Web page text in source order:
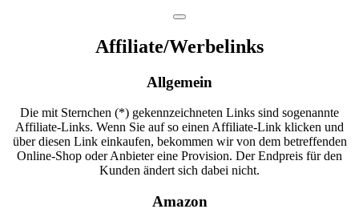
Affiliate/Werbelinks
Allgemein
Die mit Sternchen (*) gekennzeichneten Links sind sogenannte
Affiliate-Links. Wenn Sie auf so einen Affiliate-Link klicken und
über diesen Link einkaufen, bekommen wir von dem betreffenden
Online-Shop oder Anbieter eine Provision. Der Endpreis für den
Kunden ändert sich dabei nicht.
Amazon